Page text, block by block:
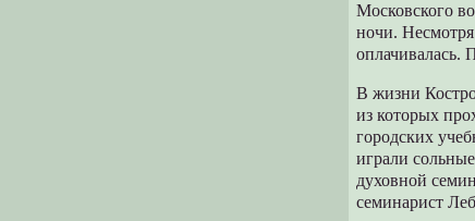
Московского
ночи. Несмотря
оплачивалась.
В жизни
из которых
городских
играли
духовной
семинарист